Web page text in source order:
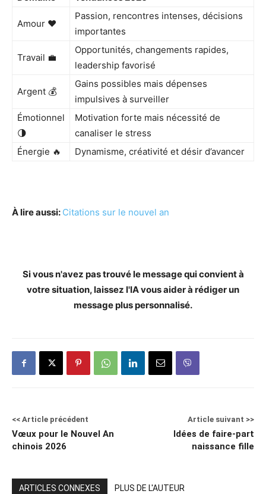
Amour ❤️
Passion, rencontres intenses, décisions
importantes
Travail 💼
Opportunités, changements rapides,
leadership favorisé
Argent 💰
Gains possibles mais dépenses
impulsives à surveiller
Émotionnel
🌗
Motivation forte mais nécessité de
canaliser le stress
Énergie 🔥
Dynamisme, créativité et désir d’avancer
À lire aussi: Citations sur le nouvel an
Si vous n'avez pas trouvé le message qui convient à
votre situation, laissez l'IA vous aider à rédiger un
message plus personnalisé.
<< Article précédent
Vœux pour le Nouvel An
chinois 2026
Article suivant >>
Idées de faire-part
naissance fille
ARTICLES CONNEXES PLUS DE L'AUTEUR